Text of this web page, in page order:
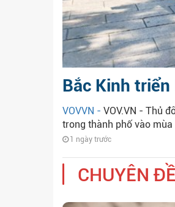
Bắc Kinh
VOVVN - VOV.VN - Thủ
trong thành phố vào mùa
1 ngày trước
CHUYÊN ĐỀ